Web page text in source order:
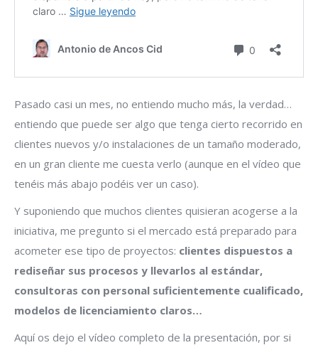
Pasado casi un mes, no entiendo mucho más, la verdad…
entiendo que puede ser algo que tenga cierto recorrido en
clientes nuevos y/o instalaciones de un tamaño moderado,
en un gran cliente me cuesta verlo (aunque en el vídeo que
tenéis más abajo podéis ver un caso).
Y suponiendo que muchos clientes quisieran acogerse a la
iniciativa, me pregunto si el mercado está preparado para
acometer ese tipo de proyectos: clientes dispuestos a
rediseñar sus procesos y llevarlos al estándar,
consultoras con personal suficientemente cualificado,
modelos de licenciamiento claros…
Aquí os dejo el vídeo completo de la presentación, por si